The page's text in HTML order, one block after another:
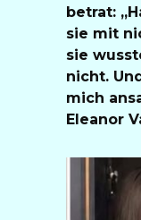
betrat:
sie mit
sie
nicht.
mich
Eleanor